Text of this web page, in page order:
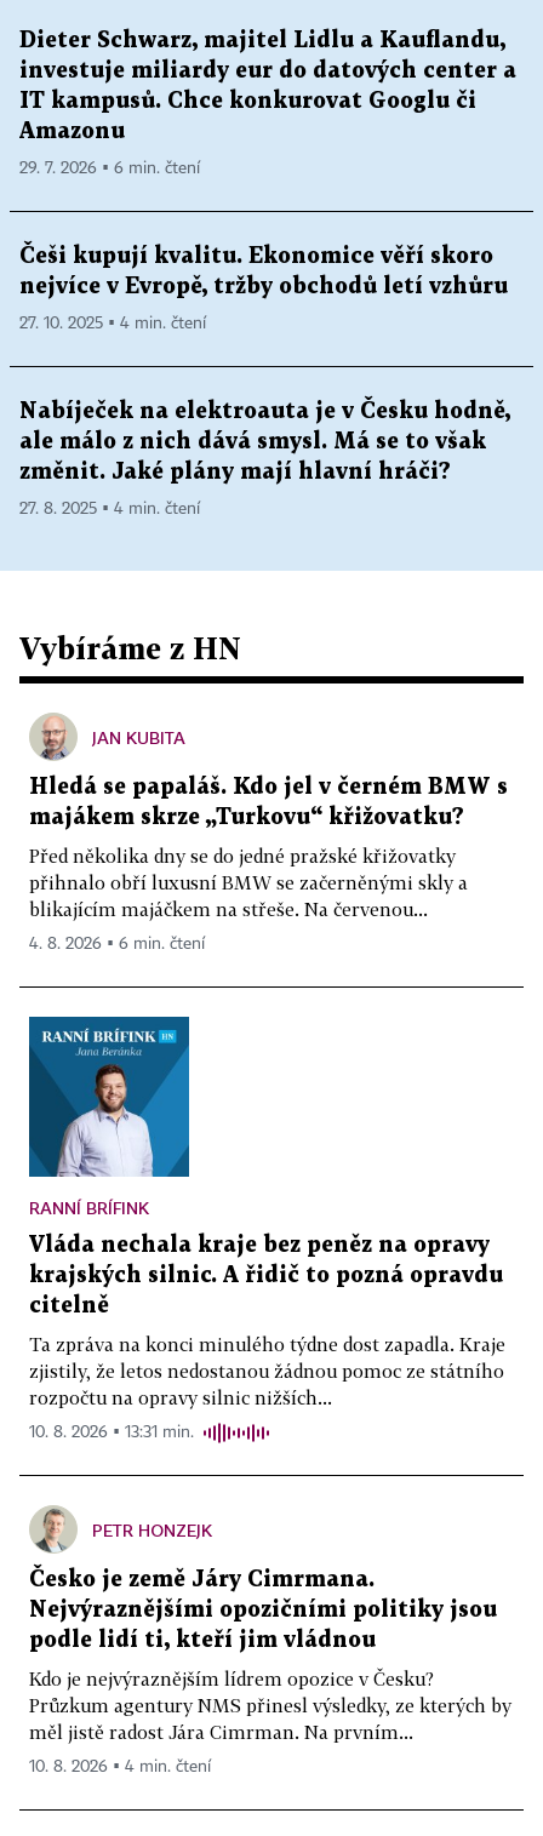
Dieter Schwarz, majitel Lidlu a Kauflandu,
investuje miliardy eur do datových center a
IT kampusů. Chce konkurovat Googlu či
Amazonu
29. 7. 2026 ▪ 6 min. čtení
Češi kupují kvalitu. Ekonomice věří skoro
nejvíce v Evropě, tržby obchodů letí vzhůru
27. 10. 2025 ▪ 4 min. čtení
Nabíječek na elektroauta je v Česku hodně,
ale málo z nich dává smysl. Má se to však
změnit. Jaké plány mají hlavní hráči?
27. 8. 2025 ▪ 4 min. čtení
Vybíráme z HN
JAN KUBITA
Hledá se papaláš. Kdo jel v černém BMW s
majákem skrze „Turkovu“ křižovatku?
Před několika dny se do jedné pražské křižovatky
přihnalo obří luxusní BMW se začerněnými skly a
blikajícím majáčkem na střeše. Na červenou...
4. 8. 2026 ▪ 6 min. čtení
RANNÍ BRÍFINK
Vláda nechala kraje bez peněz na opravy
krajských silnic. A řidič to pozná opravdu
citelně
Ta zpráva na konci minulého týdne dost zapadla. Kraje
zjistily, že letos nedostanou žádnou pomoc ze státního
rozpočtu na opravy silnic nižších...
10. 8. 2026 ▪ 13:31 min.
PETR HONZEJK
Česko je země Járy Cimrmana.
Nejvýraznějšími opozičními politiky jsou
podle lidí ti, kteří jim vládnou
Kdo je nejvýraznějším lídrem opozice v Česku?
Průzkum agentury NMS přinesl výsledky, ze kterých by
měl jistě radost Jára Cimrman. Na prvním...
10. 8. 2026 ▪ 4 min. čtení